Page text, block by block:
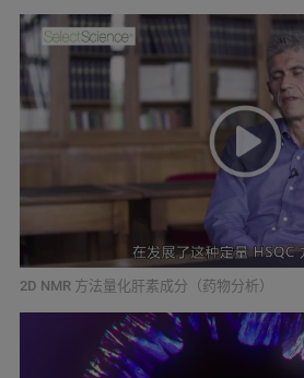
2D NMR 方法量化肝素成分（药物分析）